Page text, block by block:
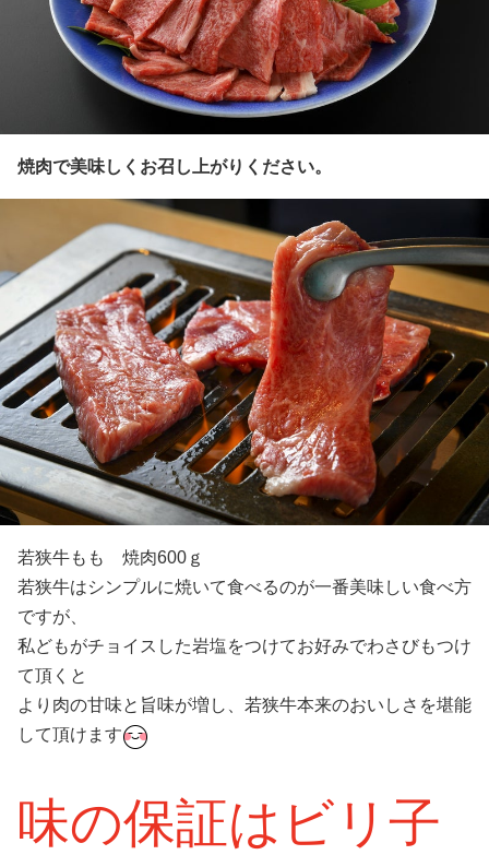
焼肉で美味しくお召し上がりください。
若狭牛もも 焼肉600ｇ
若狭牛はシンプルに焼いて食べるのが一番美味しい食べ方
ですが、
私どもがチョイスした岩塩をつけてお好みでわさびもつけ
て頂くと
より肉の甘味と旨味が増し、若狭牛本来のおいしさを堪能
して頂けます
味の保証はビリ子